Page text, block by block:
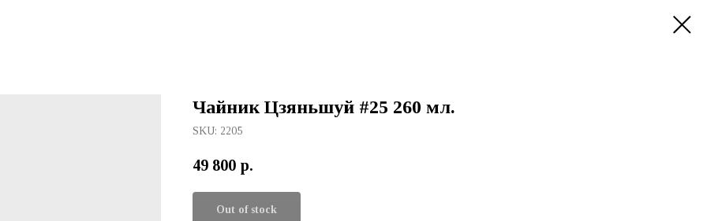
Чайник Цзяньшуй #25 260 мл.
SKU: 2205
49 800 р.
Out of stock